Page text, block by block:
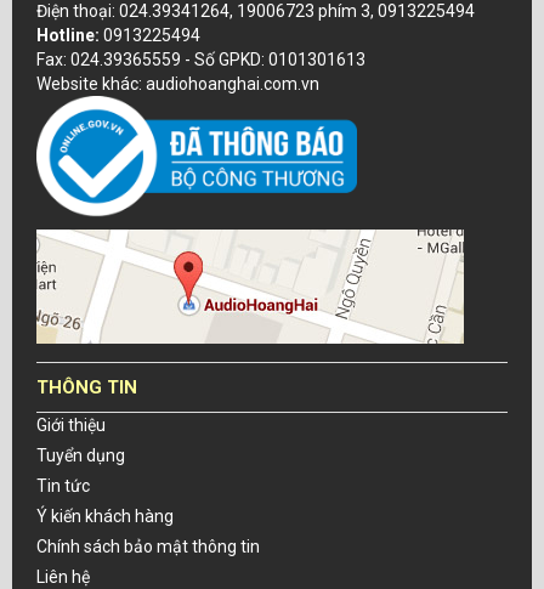
Điện thoại: 024.39341264, 19006723 phím 3, 0913225494
Hotline: 0913225494
Fax: 024.39365559 - Số GPKD: 0101301613
Website khác: audiohoanghai.com.vn
THÔNG TIN
Giới thiệu
Tuyển dụng
Tin tức
Ý kiến khách hàng
Chính sách bảo mật thông tin
Liên hệ